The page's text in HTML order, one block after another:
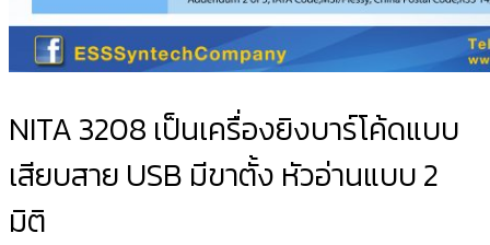
NITA 3208 เป็นเครื่องยิงบาร์โค้ดแบบ
เสียบสาย USB มีขาตั้ง หัวอ่านแบบ 2
มิติ